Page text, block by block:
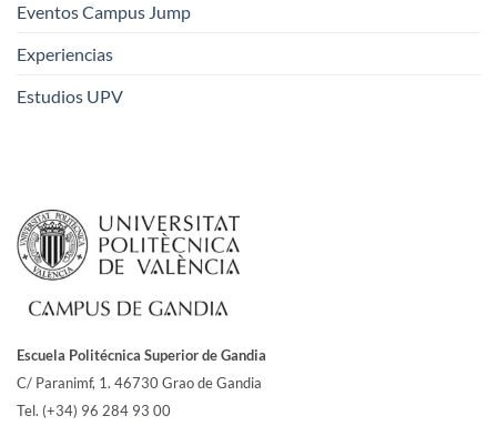
Eventos Campus Jump
Experiencias
Estudios UPV
Escuela Politécnica Superior de Gandia
C/ Paranimf, 1. 46730 Grao de Gandia
Tel. (+34) 96 284 93 00